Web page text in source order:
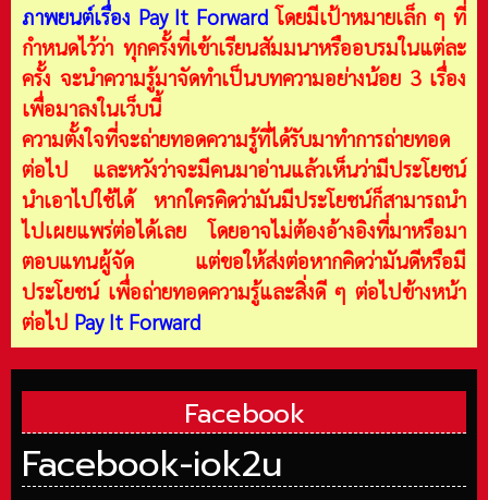
ภาพยนต์เรื่อง Pay It Forward โดยมีเป้าหมายเล็ก ๆ ที่
กำหนดไว้ว่า ทุกครั้งที่เข้าเรียนสัมมนาหรืออบรมในแต่ละ
ครั้ง จะนำความรู้มาจัดทำเป็นบทความอย่างน้อย 3 เรื่อง
เพื่อมาลงในเว็บนี้
ความตั้งใจที่จะถ่ายทอดความรู้ที่ได้รับมาทำการถ่ายทอด
ต่อไป และหวังว่าจะมีคนมาอ่านแล้วเห็นว่ามีประโยชน์
นำเอาไปใช้ได้ หากใครคิดว่ามันมีประโยชน์ก็สามารถนำ
ไปเผยแพร่ต่อได้เลย โดยอาจไม่ต้องอ้างอิงที่มาหรือมา
ตอบแทนผู้จัด แต่ขอให้ส่งต่อหากคิดว่ามันดีหรือมี
ประโยชน์ เพื่อถ่ายทอดความรู้และสิ่งดี ๆ ต่อไปข้างหน้า
ต่อไป Pay It Forward
Facebook
Facebook-iok2u